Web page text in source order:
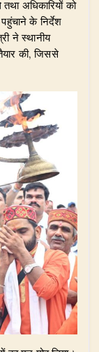
अधिकारियों को
के निर्देश
ने स्थानीय
की, जिससे